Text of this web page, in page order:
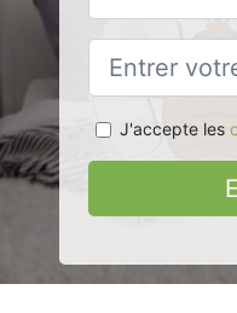
J'accepte les